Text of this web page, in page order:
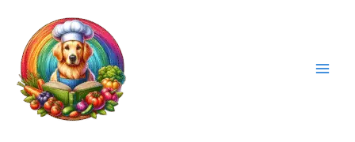
conteúdo